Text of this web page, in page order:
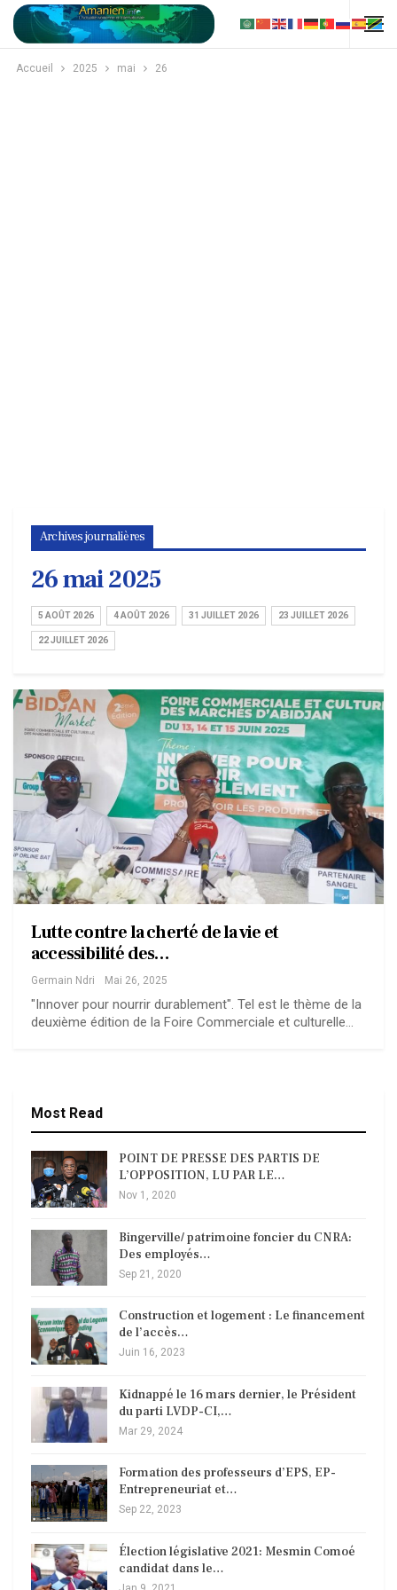
Accueil 2025 mai 26
Archives journalières
26 mai 2025
5 AOÛT 2026 4 AOÛT 2026 31 JUILLET 2026 23 JUILLET 2026
22 JUILLET 2026
Lutte contre la cherté de la vie et
accessibilité des…
Germain Ndri Mai 26, 2025
"Innover pour nourrir durablement". Tel est le thème de la
deuxième édition de la Foire Commerciale et culturelle…
Most Read
POINT DE PRESSE DES PARTIS DE
L’OPPOSITION, LU PAR LE…
Nov 1, 2020
Bingerville/ patrimoine foncier du CNRA:
Des employés…
Sep 21, 2020
Construction et logement : Le financement
de l’accès…
Juin 16, 2023
Kidnappé le 16 mars dernier, le Président
du parti LVDP-CI,…
Mar 29, 2024
Formation des professeurs d’EPS, EP-
Entrepreneuriat et…
Sep 22, 2023
Élection législative 2021: Mesmin Comoé
candidat dans le…